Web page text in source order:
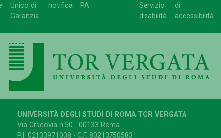
Unico di
Garanzia
notifica
PA
Servizio
disabilità
di
accessibilità
UNIVERSITÀ DEGLI STUDI DI ROMA TOR VERGATA
Via Cracovia n.50 - 00133 Roma
P.I. 02133971008 - C.F. 80213750583